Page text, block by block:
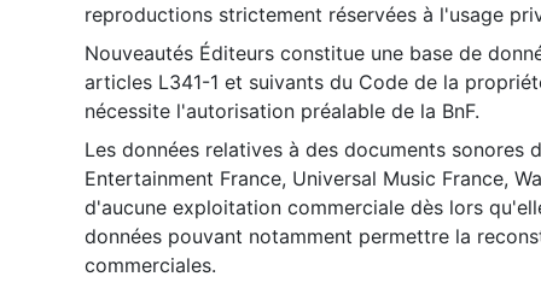
reproductions strictement réservées à l'usage
Nouveautés Éditeurs constitue une base de
articles L341-1 et suivants du Code de la
nécessite l'autorisation préalable de la BnF.
Les données relatives à des documents sonores
Entertainment France, Universal Music France,
d'aucune exploitation commerciale dès lors
données pouvant notamment permettre la
commerciales.